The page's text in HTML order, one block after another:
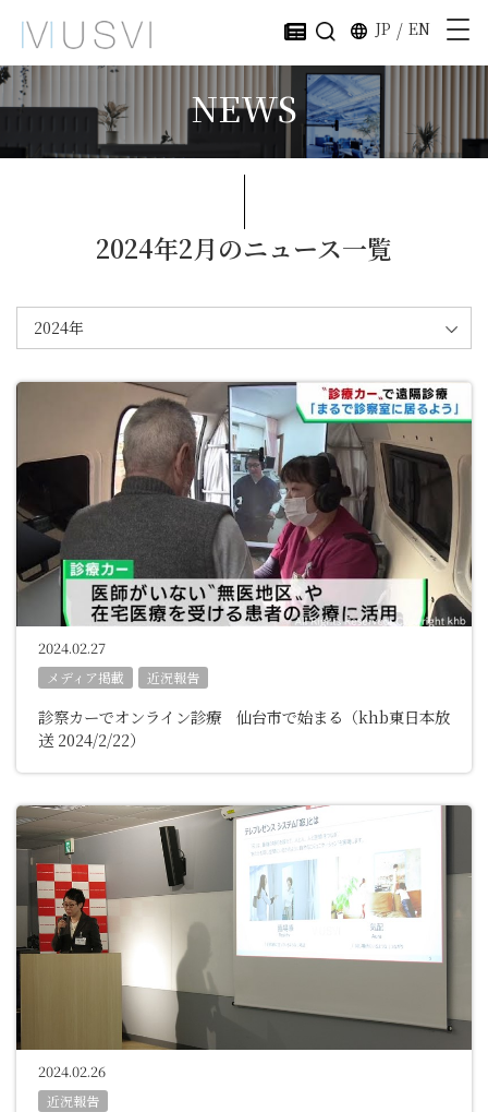
JP / EN
NEWS
2024年2月のニュース一覧
2024年
2024.02.27
メディア掲載 近況報告
診察カーでオンライン診療 仙台市で始まる（khb東日本放
送 2024/2/22）
2024.02.26
近況報告